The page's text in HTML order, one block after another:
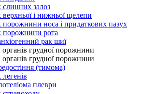
слинних залоз
верхньої і нижньої щелепи
порожнини носа і придаткових пазух
порожнини рота
рак шиї
грудної порожнини
грудної порожнини
(тимома)
легенів
плеври